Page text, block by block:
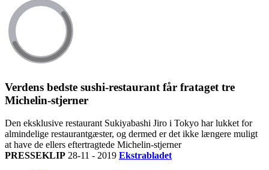
Verdens bedste sushi-restaurant får frataget tre
Michelin-stjerner
Den eksklusive restaurant Sukiyabashi Jiro i Tokyo har lukket for
almindelige restaurantgæster, og dermed er det ikke længere muligt
at have de ellers eftertragtede Michelin-stjerner
PRESSEKLIP 28-11 - 2019 Ekstrabladet